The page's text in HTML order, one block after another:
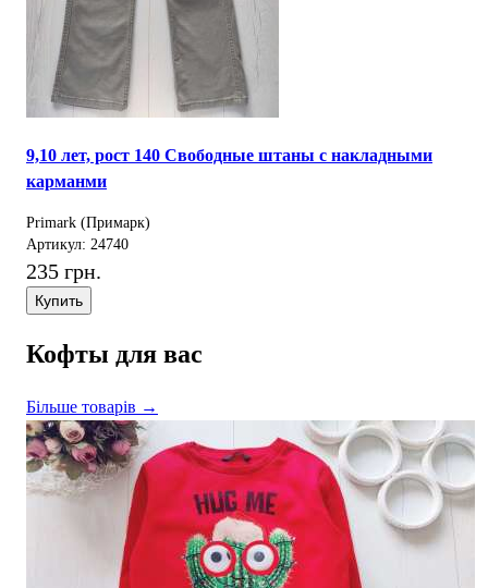
9,10 лет, рост 140 Свободные штаны с накладными
карманми
Primark (Примарк)
Артикул: 24740
235 грн.
Купить
Кофты для вас
Більше товарів →